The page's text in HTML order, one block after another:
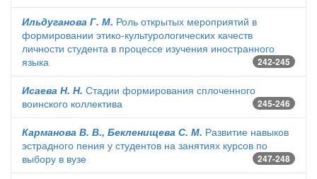
Ильдуганова Г. М. Роль открытых мероприятий в
формировании этико-культурологических качеств
личности студента в процессе изучения иностранного
языка
242-245
Исаева Н. Н. Стадии формирования сплоченного
воинского коллектива
245-246
Карманова В. В., Бекленищева С. М. Развитие навыков
эстрадного пения у студентов на занятиях курсов по
выбору в вузе
247-248